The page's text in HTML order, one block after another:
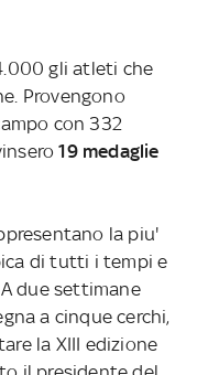
gli atleti che
Provengono
con 332
19 medaglie
la piu'
di tutti i tempi e
due settimane
a cinque cerchi,
la XIII edizione